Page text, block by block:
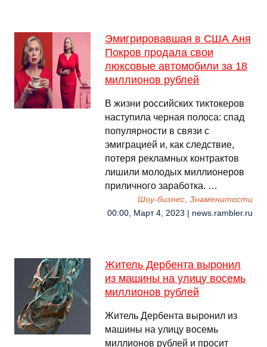
Эмигрировавшая в США Аня
Покров продала свои
люксовые автомобили за 18
миллионов рублей
В жизни российских тиктокеров
наступила черная полоса: спад
популярности в связи с
эмиграцией и, как следствие,
потеря рекламных контрактов
лишили молодых миллионеров
приличного заработка. …
Шоу-бизнес, Знаменитости
00:00, Март 4, 2023 | news.rambler.ru
Житель Дербента выронил
из машины на улицу восемь
миллионов рублей
Житель Дербента выронил из
машины на улицу восемь
миллионов рублей и просит